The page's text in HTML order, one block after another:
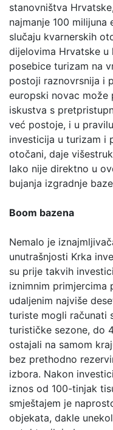
stanovništva
najmanje 100 milijuna
slučaju kvarnerskih
dijelovima Hrvatske
posebice turizam na
postoji raznovrsnija i
europski novac može
iskustva s
već postoje, i u
investicija u turizam i
otočani, daje
Iako nije direktno u
bujanja izgradnje
Boom bazena
Nemalo je
unutrašnjosti Krka
su prije takvih
iznimnim primjercima
udaljenim najviše
turiste mogli računati
turističke sezone, do
ostajali na samom
bez prethodno
izbora. Nakon
iznos od 100-tinjak
smještajem je
objekata, dakle